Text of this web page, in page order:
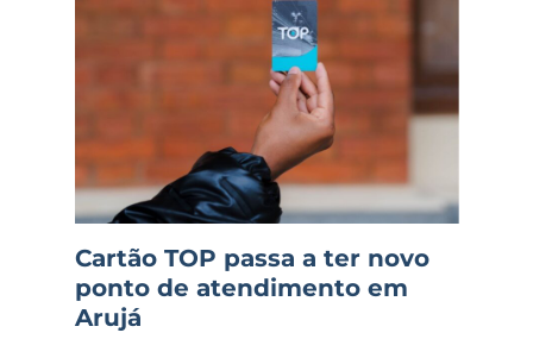
Cartão TOP passa a ter novo
ponto de atendimento em
Arujá